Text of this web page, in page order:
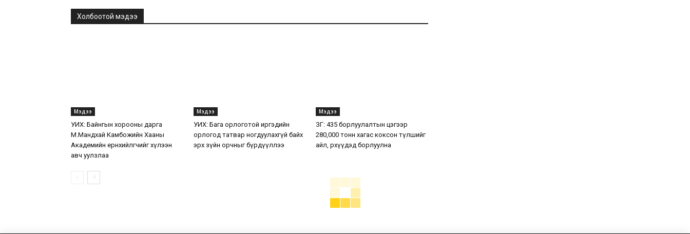
Холбоотой мэдээ
Мэдээ
УИХ: Байнгын хорооны дарга
М.Мандхай Камбожийн Хааны
Академийн ерөнхийлөгчийг хүлээн
авч уулзлаа
Мэдээ
УИХ: Бага орлоготой иргэдийн
орлогод татвар ногдуулахгүй байх
эрх зүйн орчныг бүрдүүллээ
Мэдээ
ЗГ: 435 борлуулалтын цэгээр
280,000 тонн хагас коксон түлшийг
айл, өрхүүдэд борлуулна